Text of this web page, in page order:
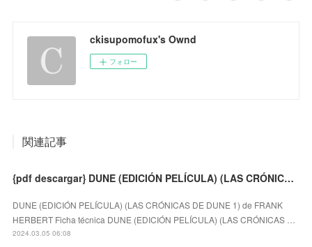
ckisupomofux's Ownd
フォロー
関連記事
{pdf descargar} DUNE (EDICIÓN PELÍCULA) (LAS CRÓNICAS DE DUNE 1)
DUNE (EDICIÓN PELÍCULA) (LAS CRÓNICAS DE DUNE 1) de FRANK
HERBERT Ficha técnica DUNE (EDICIÓN PELÍCULA) (LAS CRÓNICAS …
2024.03.05 06:08